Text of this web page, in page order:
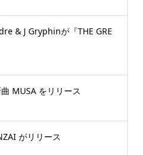
& J Gryphinが『THE GRE
MUSA をリリース
がリリース